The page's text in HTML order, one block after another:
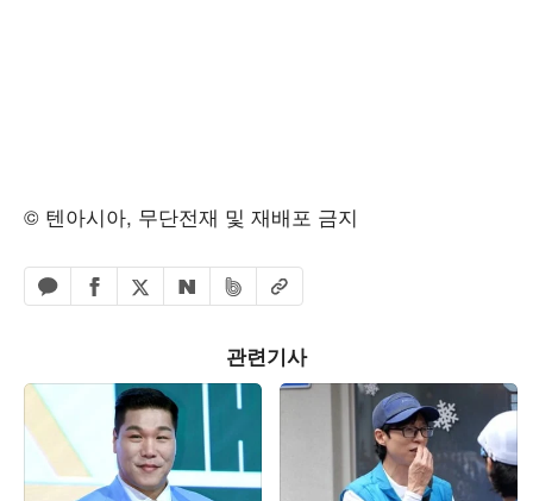
© 텐아시아, 무단전재 및 재배포 금지
카카오톡 공유하기
페이스북 공유하기
엑스 공유하기
네이버 공유하기
밴드 공유하기
URL복사
관련기사